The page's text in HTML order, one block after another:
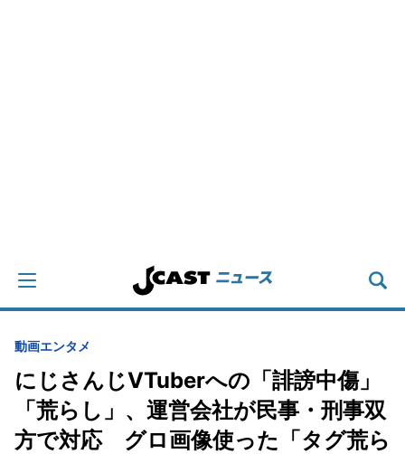
動画エンタメ
にじさんじVTuberへの「誹謗中傷」
「荒らし」、運営会社が民事・刑事双
方で対応 グロ画像使った「タグ荒ら